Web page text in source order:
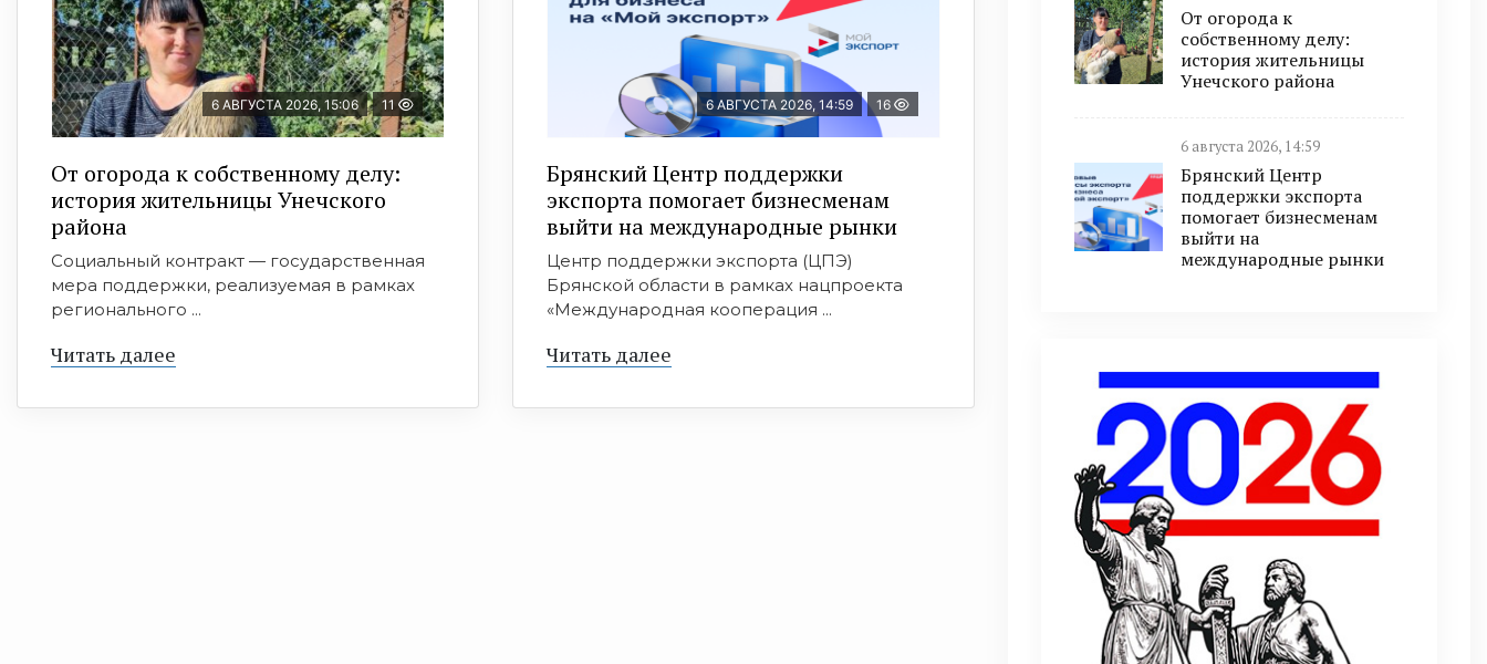
6 АВГУСТА 2026, 15:06 11
От огорода к собственному делу:
история жительницы Унечского
района
Социальный контракт — государственная
мера поддержки, реализуемая в рамках
регионального ...
Читать далее
6 АВГУСТА 2026, 14:59 16
Брянский Центр поддержки
экспорта помогает бизнесменам
выйти на международные рынки
Центр поддержки экспорта (ЦПЭ)
Брянской области в рамках нацпроекта
«Международная кооперация ...
Читать далее
От огорода к
собственному делу:
история жительницы
Унечского района
6 августа 2026, 14:59
Брянский Центр
поддержки экспорта
помогает бизнесменам
выйти на
международные рынки